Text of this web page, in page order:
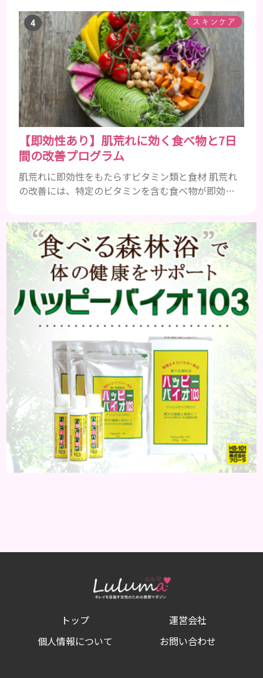
にツヤがあった男性も、いつのまにか髪がチリチリ
でペタンとするようになったと感じる人もいるでし
ょう。特に大人の男性としての魅力が出てくる40代
以降の男性に悩んでいる人が多い傾向があります。
髪が生え変わるサイクルは、年齢と共に乱れていき
ます。髪が太くならないま...
スキンケア
【即効性あり】肌荒れに効く食べ物と7日
間の改善プログラム
肌荒れに即効性をもたらすビタミン類と食材 肌荒れ
の改善には、特定のビタミンを含む食べ物が即効性
を高め、荒れた肌を内側から修復する栄養素です。
ビタミンA：レバー、人参、ほうれん草など レバー、
人参、ほうれん草などに含まれるビタミンAは、肌の
ターンオーバーを正常化し、肌荒れを素早く修復し
ます。特にレバーは吸収率の高いレチノールを含み、
即効性が期待でき...
トップ
運営会社
個人情報について
お問い合わせ